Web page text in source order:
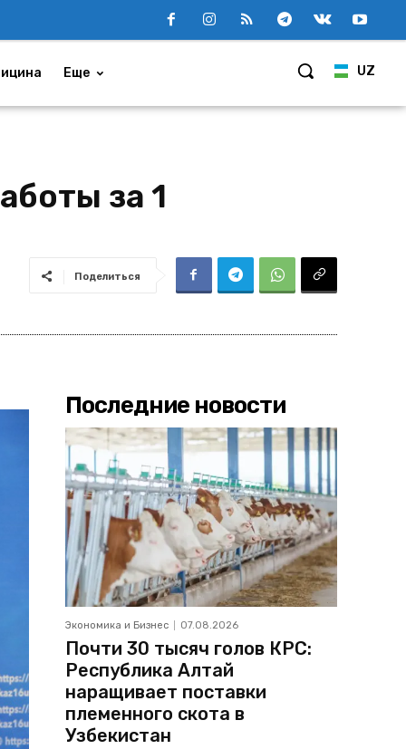
UZ
Еще
за 1
Поделиться
Последние новости
Экономика и Бизнес 07.08.2026
Почти 30 тысяч голов КРС:
Республика Алтай
наращивает поставки
племенного скота в
Узбекистан